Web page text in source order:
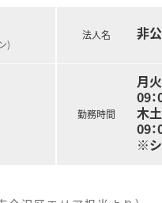
ん剤製剤業務などを通し
、転居を伴う異動をする
剤全般は勿論在宅業務もし
る研修や、メーカ勉強会
けた後には薬局運営・薬
ランスも安定！
ーがヘルプに入ることに
は男性薬剤師の育休取得
になるまで利用いただけ
)
法人名 非
勤務時間
月
09
木土
09
※